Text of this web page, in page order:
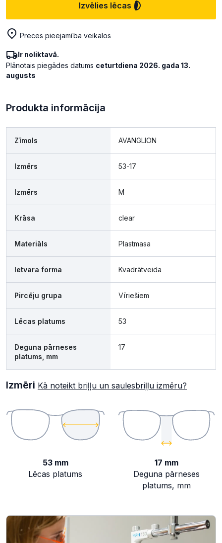
Izvēlies lēcas
Preces pieejamība veikalos
Ir noliktavā.
Plānotais piegādes datums ceturtdiena 2026. gada 13.
augusts
Produkta informācija
Zīmols AVANGLION
Izmērs 53-17
Izmērs M
Krāsa clear
Materiāls Plastmasa
Ietvara forma Kvadrātveida
Pircēju grupa Vīriešiem
Lēcas platums 53
Deguna pārneses
platums, mm
17
Izmēri Kā noteikt briļļu un saulesbriļļu izmēru?
53 mm
Lēcas platums
17 mm
Deguna pārneses
platums, mm